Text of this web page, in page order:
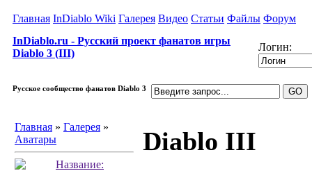
Главная InDiablo Wiki Галерея Видео Статьи Файлы Форум
InDiablo.ru - Русский проект фанатов игры
Diablo 3 (III)
Логин:
Русское сообщество фанатов Diablo 3
Главная » Галерея »
Аватары
Diablo III